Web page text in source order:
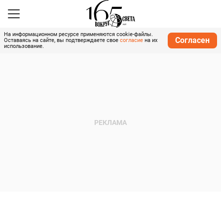
На информационном ресурсе применяются cookie-файлы.
Оставаясь на сайте, вы подтверждаете свое согласие на их
использование.
Согласен